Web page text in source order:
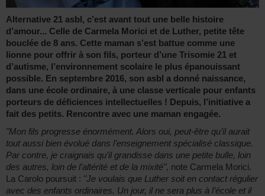
Alternative 21 asbl, c’est avant tout une belle histoire
d’amour... Celle de Carmela Morici et de Luther, petite tête
bouclée de 8 ans. Cette maman s’est battue comme une
lionne pour offrir à son fils, porteur d’une Trisomie 21 et
d’autisme, l’environnement scolaire le plus épanouissant
possible. En septembre 2016, son asbl a donné naissance,
dans une école ordinaire, à une classe verticale pour enfants
porteurs de déficiences intellectuelles ! Depuis, l’initiative a
fait des petits. Rencontre avec une maman engagée.
"Mon fils progresse énormément. Alors oui, peut-être qu’il aurait
tout aussi bien évolué dans l’enseignement spécialisé classique.
Par contre, je craignais qu’il grandisse dans une petite bulle, loin
des autres, loin de l’altérité et de la mixité", note Carmela Morici.
La Carolo poursuit : "Je voulais que Luther soit en contact régulier
avec des enfants ordinaires. Un jour, il ne sera plus à l’école et il